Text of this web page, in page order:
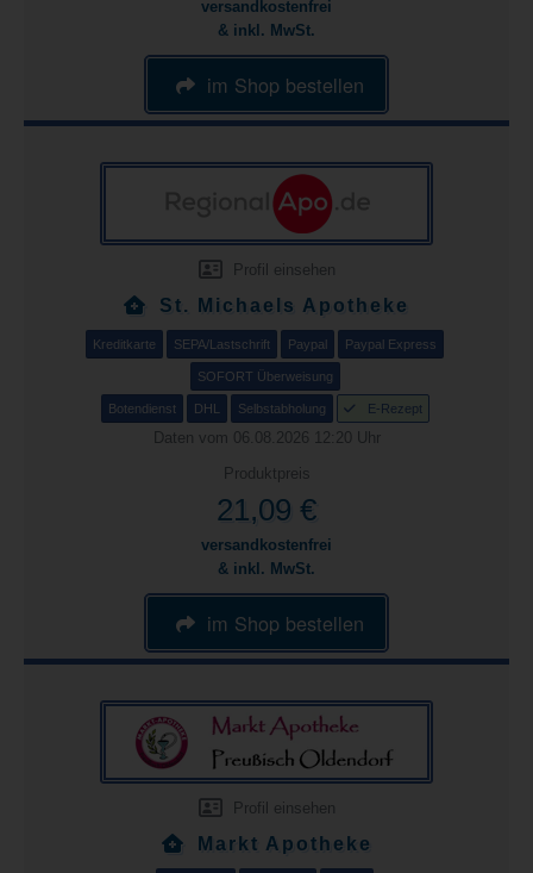
versandkostenfrei
& inkl. MwSt.
im Shop bestellen
Profil einsehen
St. Michaels Apotheke
Kreditkarte SEPA/Lastschrift Paypal Paypal Express
SOFORT Überweisung
Botendienst DHL Selbstabholung E-Rezept
Daten vom 06.08.2026 12:20 Uhr
Produktpreis
21,09 €
versandkostenfrei
& inkl. MwSt.
im Shop bestellen
Profil einsehen
Markt Apotheke